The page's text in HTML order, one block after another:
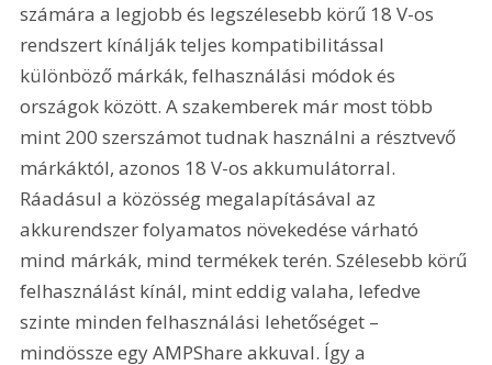
számára a legjobb és legszélesebb körű 18 V-os
rendszert kínálják teljes kompatibilitással
különböző márkák, felhasználási módok és
országok között. A szakemberek már most több
mint 200 szerszámot tudnak használni a résztvevő
márkáktól, azonos 18 V-os akkumulátorral.
Ráadásul a közösség megalapításával az
akkurendszer folyamatos növekedése várható
mind márkák, mind termékek terén. Szélesebb körű
felhasználást kínál, mint eddig valaha, lefedve
szinte minden felhasználási lehetőséget –
mindössze egy AMPShare akkuval. Így a